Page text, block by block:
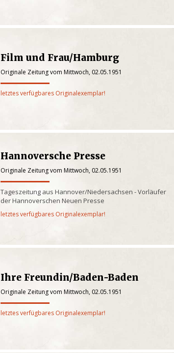
Film und Frau/Hamburg
Originale Zeitung vom Mittwoch, 02.05.1951
letztes verfügbares Originalexemplar!
Hannoversche Presse
Originale Zeitung vom Mittwoch, 02.05.1951
Tageszeitung aus Hannover/Niedersachsen - Vorläufer
der Hannoverschen Neuen Presse
letztes verfügbares Originalexemplar!
Ihre Freundin/Baden-Baden
Originale Zeitung vom Mittwoch, 02.05.1951
letztes verfügbares Originalexemplar!